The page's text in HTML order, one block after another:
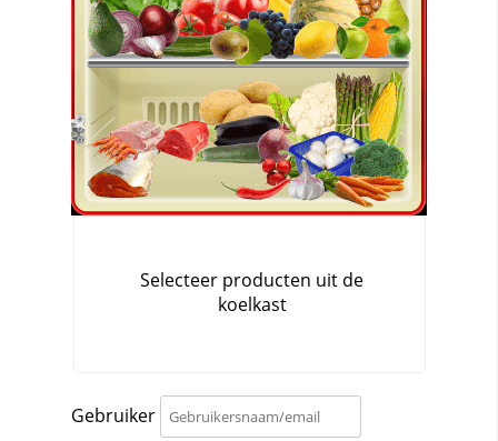
Gebruiker